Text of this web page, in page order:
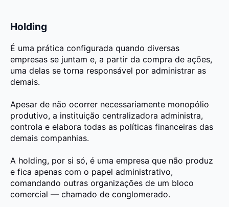
Holding
É uma prática configurada quando diversas
empresas se juntam e, a partir da compra de ações,
uma delas se torna responsável por administrar as
demais.
Apesar de não ocorrer necessariamente monopólio
produtivo, a instituição centralizadora administra,
controla e elabora todas as políticas financeiras das
demais companhias.
A holding, por si só, é uma empresa que não produz
e fica apenas com o papel administrativo,
comandando outras organizações de um bloco
comercial — chamado de conglomerado.